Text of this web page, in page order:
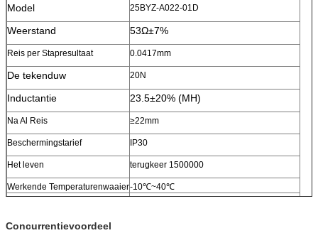
Model
25BYZ-A022-01D
Weerstand 53Ω±7%
Reis per Stapresultaat 0.0417mm
De tekenduw 20N
Inductantie 23.5±20% (MH)
Na Al Reis ≥22mm
Beschermingstarief IP30
Het leven terugkeer 1500000
Werkende Temperaturenwaaier-10℃~40℃
Isolatieweerstand
Concurrentievoordeel